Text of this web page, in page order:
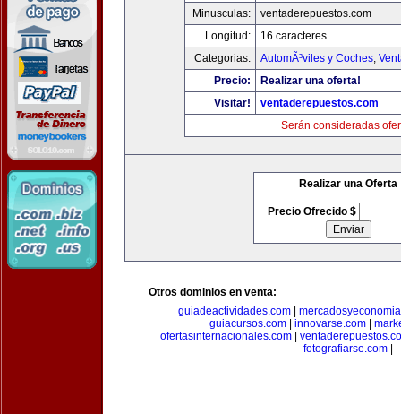
Minusculas:
ventaderepuestos.com
Longitud:
16 caracteres
Categorias:
AutomÃ³viles y Coches,
Precio:
Realizar una oferta!
Visitar!
ventaderepuestos.com
Serán consideradas
Realizar una Oferta
Precio Ofrecido $
Otros dominios en venta:
guiadeactividades.com|
guiacursos.com| innovarse.com|
ofertasinternacionales.com|
fotografiarse.com